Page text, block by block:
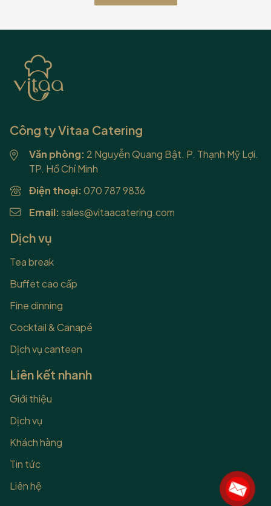
Công ty Vitaa Catering
Văn phòng: 2 Nguyễn Quang Bật. P. Thạnh Mỹ Lợi.
TP. Hồ Chí Minh
Điện thoại:070 787 9836
Email:sales@vitaacatering.com
Dịch vụ
Tea break
Buffet cao cấp
Fine dinning
Cocktail & Canapé
Dịch vụ canteen
Liên kết nhanh
Giới thiệu
Dịch vụ
Khách hàng
Tin tức
Liên hệ